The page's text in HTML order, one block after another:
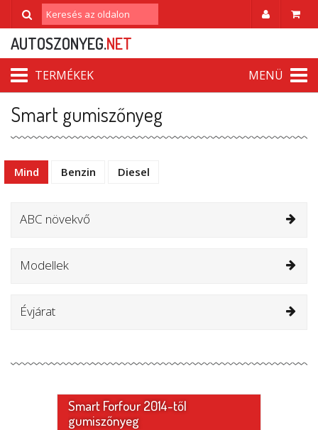
AUTOSZONYEG.NET
TERMÉKEK MENÜ
Smart gumiszőnyeg
Mind Benzin Diesel
ABC növekvő
Modellek
Évjárat
Smart Forfour 2014-től
gumiszőnyeg